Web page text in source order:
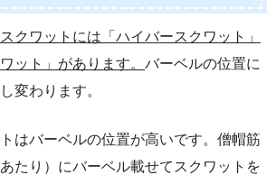
クワットには「ハイバースクワット」
ット」があります。 バーベルの位置に
変わります。
はバーベルの位置が高いです。僧帽筋
たり）にバーベル載せてスクワットを